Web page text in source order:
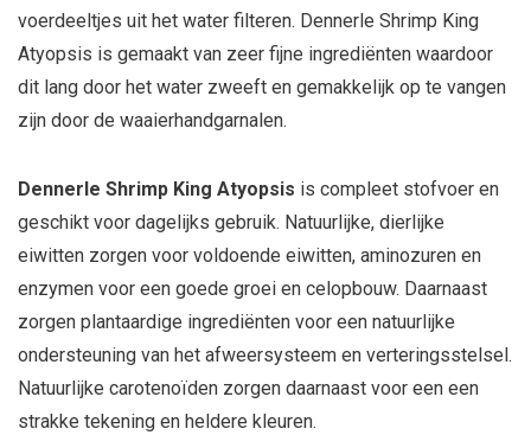
voerdeeltjes uit het water filteren. Dennerle Shrimp King
Atyopsis is gemaakt van zeer fijne ingrediënten waardoor
dit lang door het water zweeft en gemakkelijk op te vangen
zijn door de waaierhandgarnalen.
Dennerle Shrimp King Atyopsis is compleet stofvoer en
geschikt voor dagelijks gebruik. Natuurlijke, dierlijke
eiwitten zorgen voor voldoende eiwitten, aminozuren en
enzymen voor een goede groei en celopbouw. Daarnaast
zorgen plantaardige ingrediënten voor een natuurlijke
ondersteuning van het afweersysteem en verteringsstelsel.
Natuurlijke carotenoïden zorgen daarnaast voor een een
strakke tekening en heldere kleuren.